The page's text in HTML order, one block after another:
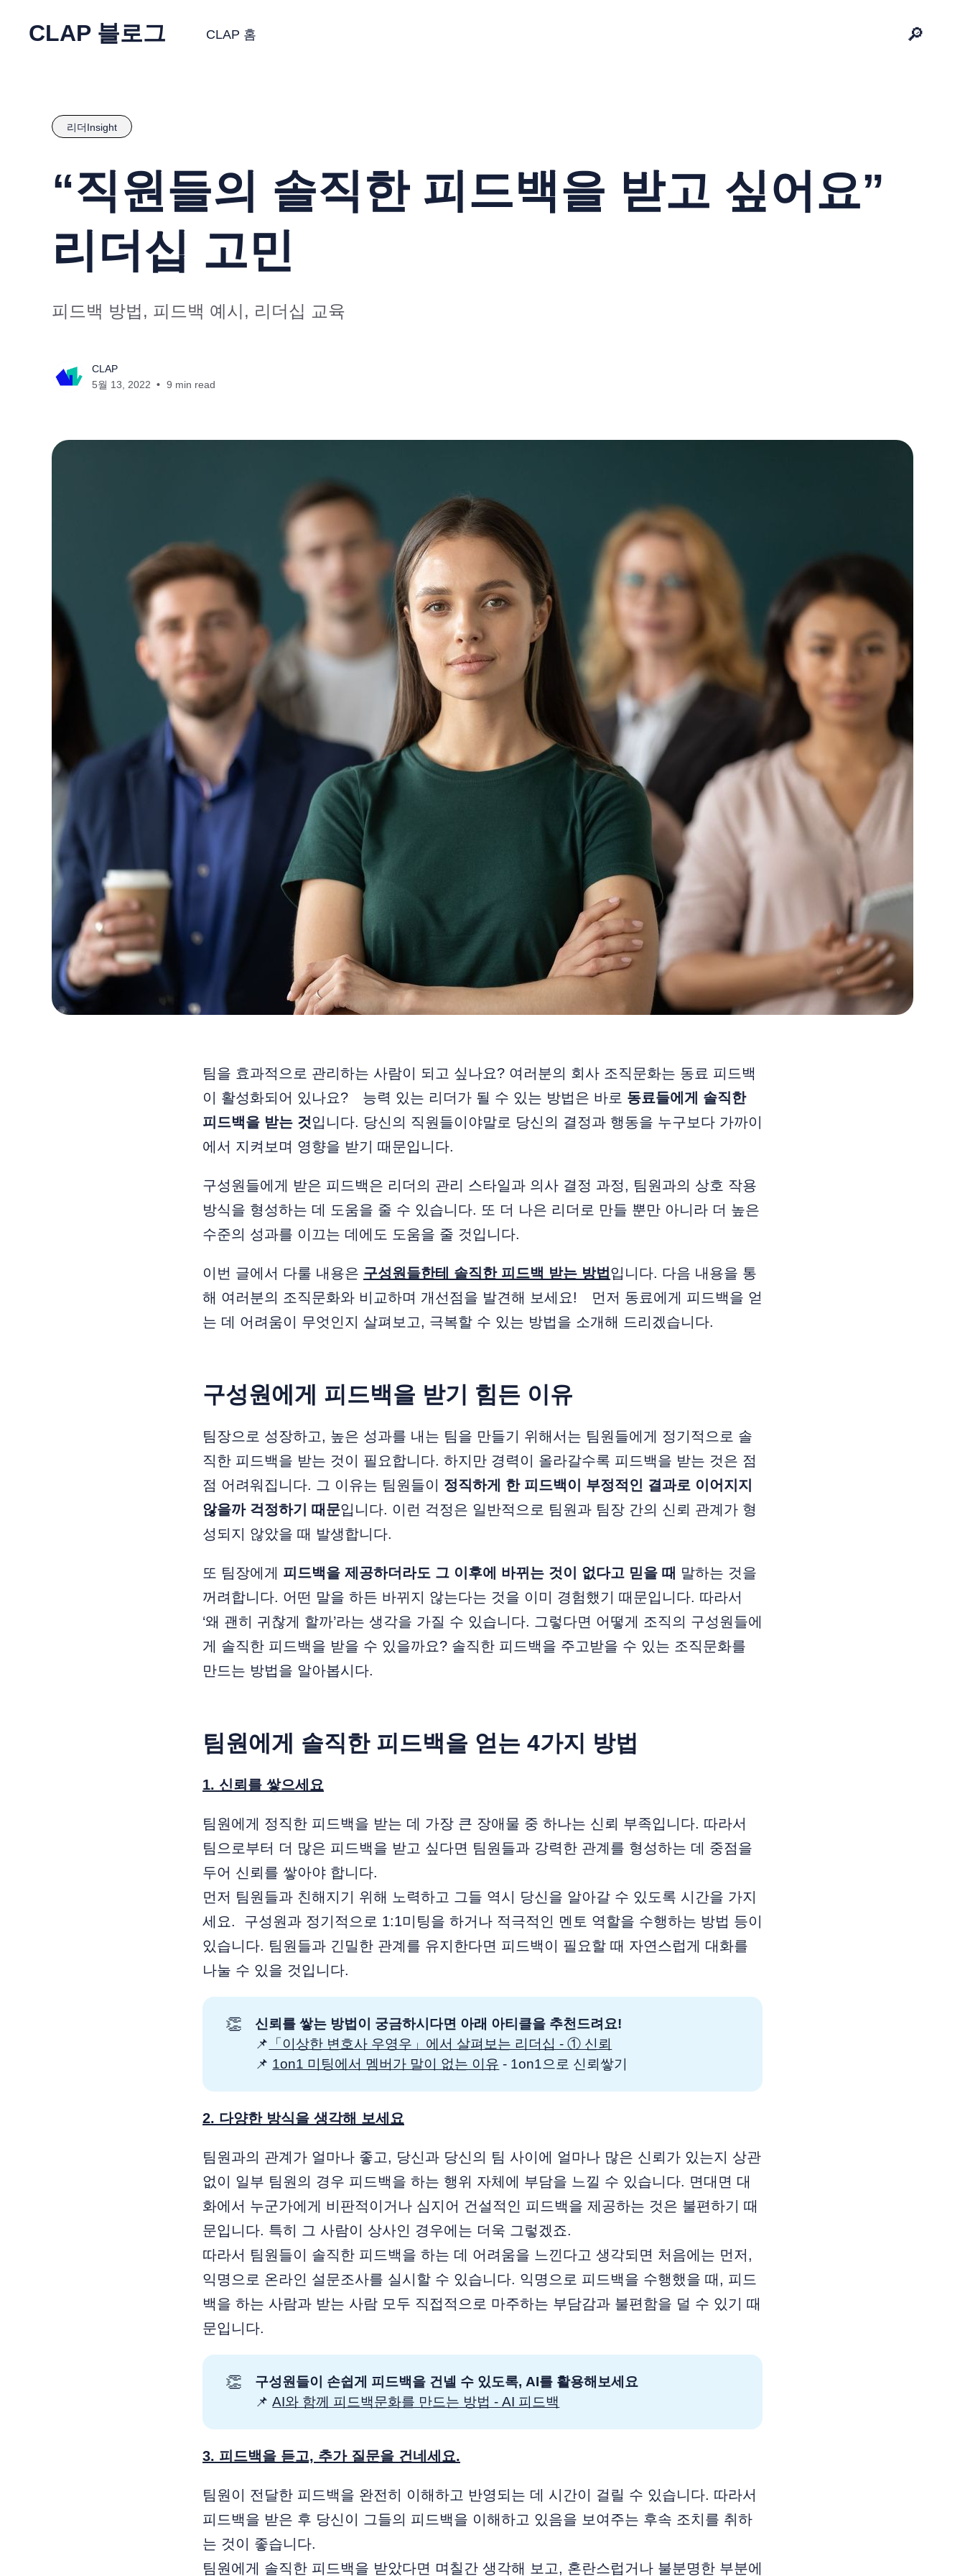
CLAP 블로그 CLAP 홈 🔎
리더Insight
“직원들의 솔직한 피드백을 받고 싶어요”
리더십 고민
피드백 방법, 피드백 예시, 리더십 교육
CLAP
5월 13, 2022
9 min read
팀을 효과적으로 관리하는 사람이 되고 싶나요? 여러분의 회사 조직문화는 동료 피드백
이 활성화되어 있나요? 능력 있는 리더가 될 수 있는 방법은 바로 동료들에게 솔직한
피드백을 받는 것입니다. 당신의 직원들이야말로 당신의 결정과 행동을 누구보다 가까이
에서 지켜보며 영향을 받기 때문입니다.
구성원들에게 받은 피드백은 리더의 관리 스타일과 의사 결정 과정, 팀원과의 상호 작용
방식을 형성하는 데 도움을 줄 수 있습니다. 또 더 나은 리더로 만들 뿐만 아니라 더 높은
수준의 성과를 이끄는 데에도 도움을 줄 것입니다.
이번 글에서 다룰 내용은 구성원들한테 솔직한 피드백 받는 방법 입니다. 다음 내용을 통
해 여러분의 조직문화와 비교하며 개선점을 발견해 보세요! 먼저 동료에게 피드백을 얻
는 데 어려움이 무엇인지 살펴보고, 극복할 수 있는 방법을 소개해 드리겠습니다.
구성원에게 피드백을 받기 힘든 이유
팀장으로 성장하고, 높은 성과를 내는 팀을 만들기 위해서는 팀원들에게 정기적으로 솔
직한 피드백을 받는 것이 필요합니다. 하지만 경력이 올라갈수록 피드백을 받는 것은 점
점 어려워집니다. 그 이유는 팀원들이
정직하게 한 피드백이 부정적인 결과로 이어지지
않을까 걱정하기 때문입니다. 이런 걱정은 일반적으로 팀원과 팀장 간의 신뢰 관계가 형
성되지 않았을 때 발생합니다.
또 팀장에게 피드백을 제공하더라도 그 이후에 바뀌는 것이 없다고 믿을 때 말하는 것을
꺼려합니다. 어떤 말을 하든 바뀌지 않는다는 것을 이미 경험했기 때문입니다. 따라서
‘왜 괜히 귀찮게 할까’라는 생각을 가질 수 있습니다. 그렇다면 어떻게 조직의 구성원들에
게 솔직한 피드백을 받을 수 있을까요? 솔직한 피드백을 주고받을 수 있는 조직문화를
만드는 방법을 알아봅시다.
팀원에게 솔직한 피드백을 얻는 4가지 방법
1. 신뢰를 쌓으세요
팀원에게 정직한 피드백을 받는 데 가장 큰 장애물 중 하나는 신뢰 부족입니다. 따라서
팀으로부터 더 많은 피드백을 받고 싶다면 팀원들과 강력한 관계를 형성하는 데 중점을
두어 신뢰를 쌓아야 합니다.
먼저 팀원들과 친해지기 위해 노력하고 그들 역시 당신을 알아갈 수 있도록 시간을 가지
세요. 구성원과 정기적으로 1:1미팅을 하거나 적극적인 멘토 역할을 수행하는 방법 등이
있습니다. 팀원들과 긴밀한 관계를 유지한다면 피드백이 필요할 때 자연스럽게 대화를
나눌 수 있을 것입니다.
👏
신뢰를 쌓는 방법이 궁금하시다면 아래 아티클을 추천드려요!
📌
「이상한 변호사 우영우」에서 살펴보는 리더십 - ① 신뢰
📌 1on1 미팅에서 멤버가 말이 없는 이유 - 1on1으로 신뢰쌓기
2. 다양한 방식을 생각해 보세요
팀원과의 관계가 얼마나 좋고, 당신과 당신의 팀 사이에 얼마나 많은 신뢰가 있는지 상관
없이 일부 팀원의 경우 피드백을 하는 행위 자체에 부담을 느낄 수 있습니다. 면대면 대
화에서 누군가에게 비판적이거나 심지어 건설적인 피드백을 제공하는 것은 불편하기 때
문입니다. 특히 그 사람이 상사인 경우에는 더욱 그렇겠죠.
따라서 팀원들이 솔직한 피드백을 하는 데 어려움을 느낀다고 생각되면 처음에는 먼저,
익명으로 온라인 설문조사를 실시할 수 있습니다. 익명으로 피드백을 수행했을 때, 피드
백을 하는 사람과 받는 사람 모두 직접적으로 마주하는 부담감과 불편함을 덜 수 있기 때
문입니다.
👏
구성원들이 손쉽게 피드백을 건넬 수 있도록, AI를 활용해보세요
📌AI와 함께 피드백문화를 만드는 방법 - AI 피드백
3. 피드백을 듣고, 추가 질문을 건네세요.
팀원이 전달한 피드백을 완전히 이해하고 반영되는 데 시간이 걸릴 수 있습니다. 따라서
피드백을 받은 후 당신이 그들의 피드백을 이해하고 있음을 보여주는 후속 조치를 취하
는 것이 좋습니다.
팀원에게 솔직한 피드백을 받았다면 며칠간 생각해 보고, 혼란스럽거나 불분명한 부분에